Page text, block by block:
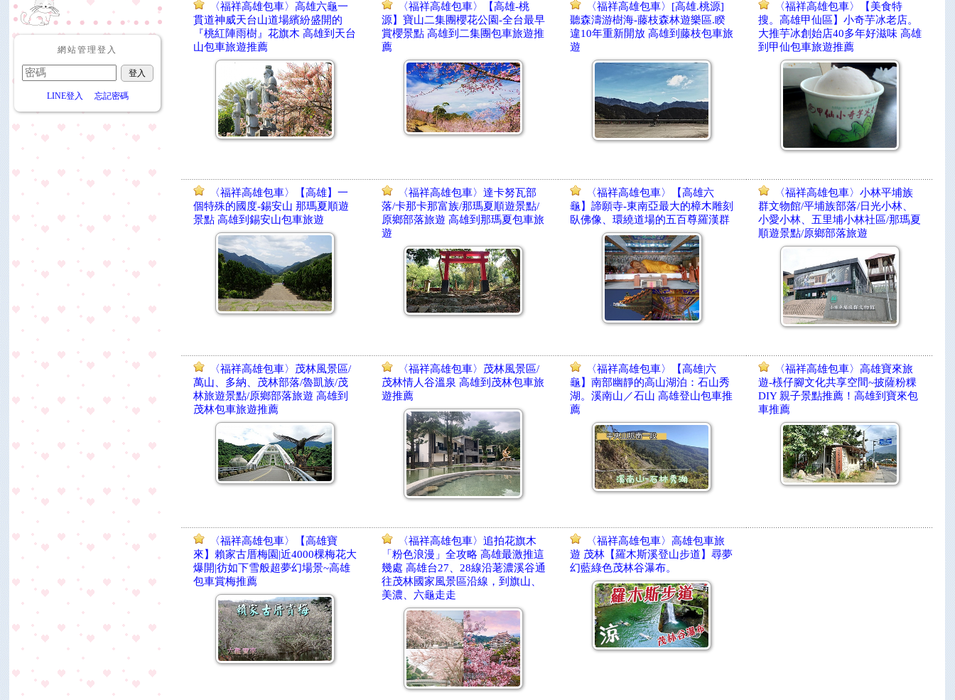
網站管理登入
LINE登入 忘記密碼
〈福祥高雄包車〉高雄六龜一
貫道神威天台山道場繽紛盛開的
『桃紅陣雨樹』花旗木 高雄到天台
山包車旅遊推薦
〈福祥高雄包車〉【高雄-桃
源】寶山二集團櫻花公園-全台最早
賞櫻景點 高雄到二集團包車旅遊推
薦
〈福祥高雄包車〉[高雄.桃源]
聽森濤游樹海-藤枝森林遊樂區.睽
違10年重新開放 高雄到藤枝包車旅
遊
〈福祥高雄包車〉【美食特
搜。高雄甲仙區】小奇芋冰老店。
大推芋冰創始店40多年好滋味 高雄
到甲仙包車旅遊推薦
〈福祥高雄包車〉【高雄】一
個特殊的國度-錫安山 那瑪夏順遊
景點 高雄到錫安山包車旅遊
〈福祥高雄包車〉達卡努瓦部
落/卡那卡那富族/那瑪夏順遊景點/
原鄉部落旅遊 高雄到那瑪夏包車旅
遊
〈福祥高雄包車〉【高雄六
龜】諦願寺-東南亞最大的樟木雕刻
臥佛像、環繞道場的五百尊羅漢群
〈福祥高雄包車〉小林平埔族
群文物館/平埔族部落/日光小林、
小愛小林、五里埔小林社區/那瑪夏
順遊景點/原鄉部落旅遊
〈福祥高雄包車〉茂林風景區/
萬山、多納、茂林部落/魯凱族/茂
林旅遊景點/原鄉部落旅遊 高雄到
茂林包車旅遊推薦
〈福祥高雄包車〉茂林風景區/
茂林情人谷溫泉 高雄到茂林包車旅
遊推薦
〈福祥高雄包車〉【高雄|六
龜】南部幽靜的高山湖泊：石山秀
湖。溪南山／石山 高雄登山包車推
薦
〈福祥高雄包車〉高雄寶來旅
遊-檨仔腳文化共享空間~披薩粉粿
DIY 親子景點推薦！高雄到寶來包
車推薦
〈福祥高雄包車〉【高雄寶
來】賴家古厝梅園|近4000棵梅花大
爆開|彷如下雪般超夢幻場景~高雄
包車賞梅推薦
〈福祥高雄包車〉追拍花旗木
「粉色浪漫」全攻略 高雄最激推這
幾處 高雄台27、28線沿荖濃溪谷通
往茂林國家風景區沿線，到旗山、
美濃、六龜走走
〈福祥高雄包車〉高雄包車旅
遊 茂林【羅木斯溪登山步道】尋夢
幻藍綠色茂林谷瀑布。